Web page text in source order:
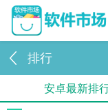
排行
安卓最新排